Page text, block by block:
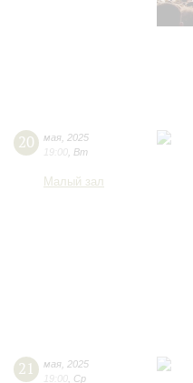
20 мая 2025
19:00 Вт
Малый зал
21 мая 2025
19:00 Ср